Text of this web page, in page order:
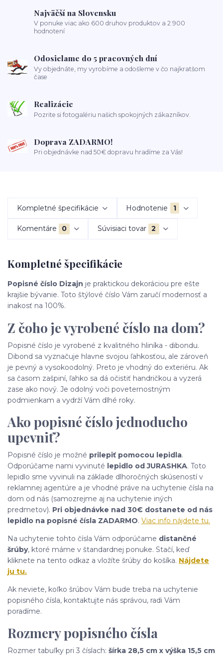
Najväčší na Slovensku
V ponuke viac ako 600 druhov produktov a 2 900
hodnotení
Odosielame do 5 pracovných dní
Vy objednáte, my vyrobíme a odošleme v čo najkratšom
čase
Realizácie
Pozrite si fotogalériu našich spokojných zákazníkov.
Doprava ZADARMO!
Pri objednávke nad 50€ dopravu hradíme za Vás!
Kompletné špecifikácie Hodnotenie 1
Komentáre 0 Súvisiaci tovar 2
Kompletné špecifikácie
Popisné číslo Dizajn je praktickou dekoráciou pre ešte
krajšie bývanie. Toto štýlové číslo Vám zaručí modernosť a
inakosť na 100%.
Z čoho je vyrobené číslo na dom?
Popisné číslo je vyrobené z kvalitného hliníka - dibondu.
Dibond sa vyznačuje hlavne svojou ľahkosťou, ale zároveň
je pevný a vysokoodolný. Preto je vhodný do exteriéru. Ak
sa časom zašpiní, ľahko sa dá očistiť handričkou a vyzerá
zase ako nový. Je odolný voči poveternostným
podmienkam a vydrží Vám dlhé roky.
Ako popisné číslo jednoducho
upevniť?
Popisné číslo je možné prilepiť pomocou lepidla.
Odporúčame nami vyvinuté lepidlo od JURASHKA. Toto
lepidlo sme vyvinuli na základe dlhoročných skúseností v
reklamnej agentúre a je vhodné práve na uchytenie čísla na
dom od nás (samozrejme aj na uchytenie iných
predmetov). Pri objednávke nad 30€ dostanete od nás
lepidlo na popisné čísla ZADARMO. Viac info nájdete tu.
Na uchytenie tohto čísla Vám odporúčame distančné
šrúby, ktoré máme v štandardnej ponuke. Stačí, keď
kliknete na tento odkaz a vložíte šrúby do košíka. Nájdete
ju tu.
Ak neviete, koľko šrúbov Vám bude treba na uchytenie
popisného čísla, kontaktujte nás správou, radi Vám
poradíme.
Rozmery popisného čísla
Rozmer tabuľky pri 3 číslach: šírka 28,5 cm x výška 15,5 cm